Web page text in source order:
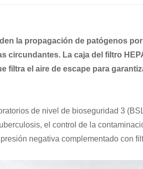
la propagación de patógenos
circundantes. La caja del filtro
filtra el aire de escape para
de nivel de bioseguridad 3
el control de la
negativa complementado con